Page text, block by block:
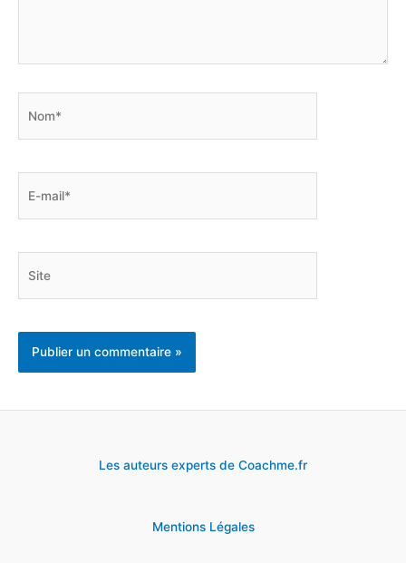
Les auteurs experts de Coachme.fr
Mentions Légales